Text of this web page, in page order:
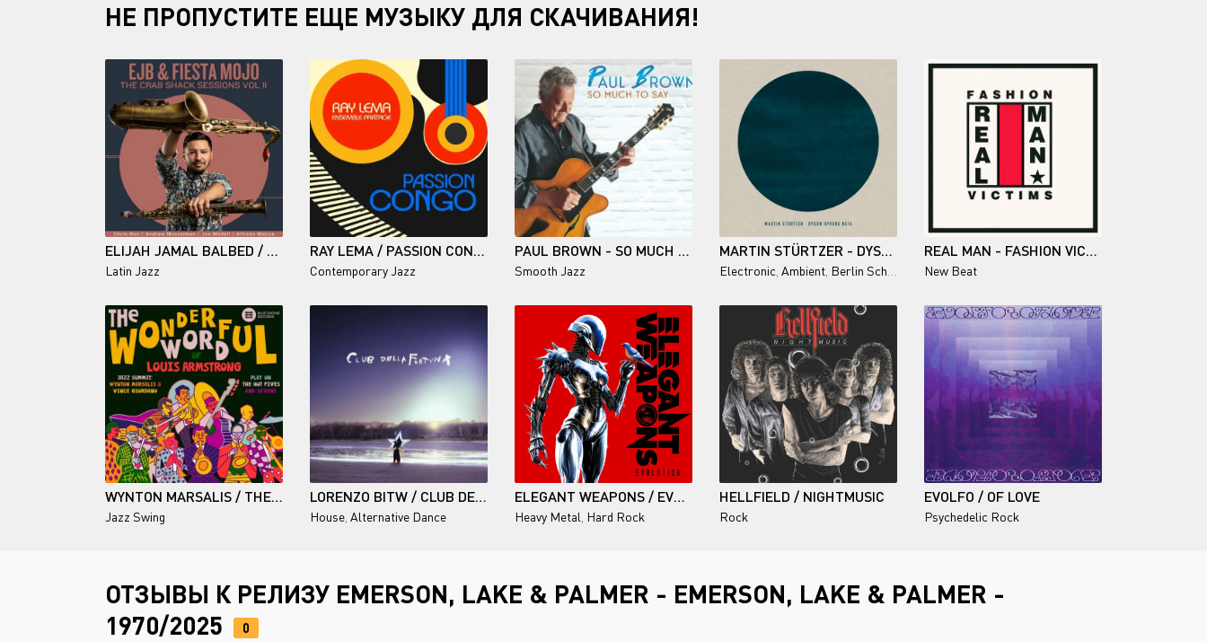
НЕ ПРОПУСТИТЕ ЕЩЕ МУЗЫКУ ДЛЯ СКАЧИВАНИЯ!
ELIJAH JAMAL BALBED / FIESTA MOJO: THE CRAB SHACK SESSIONS, VOL. 2
Latin Jazz
RAY LEMA / PASSION CONGO
Contemporary Jazz
PAUL BROWN - SO MUCH TO SAY
Smooth Jazz
MARTIN STÜRTZER - DYSON SPHERE BETA
Electronic Ambient Berlin School
REAL MAN - FASHION VICTIMS (12'' SINGLE)
New Beat
WYNTON MARSALIS / THE WONDERFUL WORD OF LOUIS ARMSTRONG
Jazz Swing
LORENZO BITW / CLUB DELLA FORTUNA
House Alternative Dance
ELEGANT WEAPONS / EVOLUTION
Heavy Metal Hard Rock
HELLFIELD / NIGHTMUSIC
Rock
EVOLFO / OF LOVE
Psychedelic Rock
ОТЗЫВЫ К РЕЛИЗУ EMERSON, LAKE & PALMER - EMERSON, LAKE & PALMER -
1970/2025
0